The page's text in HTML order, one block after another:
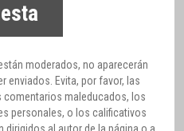
moderados, no aparecerán
enviados. Evita, por favor, las
maleducados, los
personales, o los calificativos
al autor de la página o a